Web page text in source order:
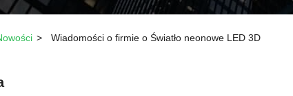
> Wiadomości o firmie o Światło neonowe LED 3D